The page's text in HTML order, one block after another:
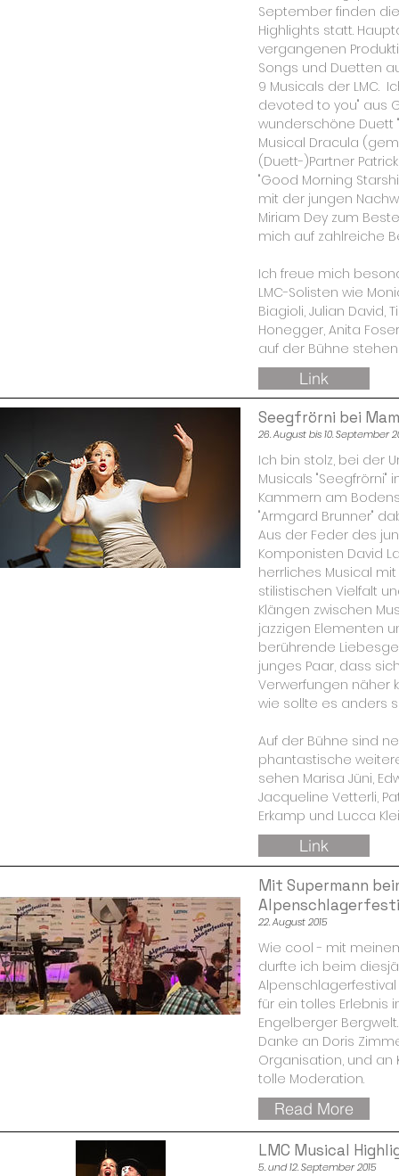
September finden die
Highlights statt.
vergangenen
Songs und Duetten
9 Musicals der LMC.
devoted to you" aus
wunderschöne Duett
Musical Dracula
(Duett-)Partner
"Good Morning
mit der jungen
Miriam Dey zum
mich auf zahlreiche
Ich freue mich
LMC-Solisten wie
Biagioli, Julian David,
Honegger, Anita
auf der Bühne
Link
Seegfrörni bei
26. August bis 10. September
Ich bin stolz, bei der
Musicals "Seegfrörni"
Kammern am
"Armgard Brunner"
Aus der Feder des
Komponisten David
herrliches Musical
stilistischen Vielfalt
Klängen zwischen
jazzigen Elementen
berührende
junges Paar, dass
Verwerfungen näher
wie sollte es anders
Auf der Bühne sind
phantastische
sehen Marisa Jüni,
Jacqueline Vetterli,
Erkamp und Lucca
Link
Mit Supermann
22. August 2015
Wie cool - mit
durfte ich beim
für ein tolles Erlebnis
Engelberger Bergwelt.
Danke an Doris
Organisation, und an
tolle Moderation.
Read More
LMC Musical
5. und 12. September 2015